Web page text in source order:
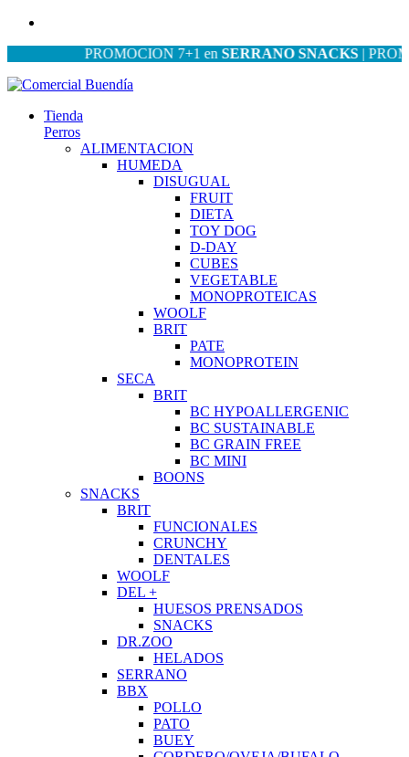
PROMOCION 7+1 enSERRANO SNACKS|
Tienda
Perros
ALIMENTACION
HUMEDA
DISUGUAL
FRUIT
DIETA
TOY DOG
D-DAY
CUBES
VEGETABLE
MONOPROTEICAS
WOOLF
BRIT
PATE
MONOPROTEIN
SECA
BRIT
BC HYPOALLERGENIC
BC SUSTAINABLE
BC GRAIN FREE
BC MINI
BOONS
SNACKS
BRIT
FUNCIONALES
CRUNCHY
DENTALES
WOOLF
DEL +
HUESOS PRENSADOS
SNACKS
DR.ZOO
HELADOS
SERRANO
BBX
POLLO
PATO
BUEY